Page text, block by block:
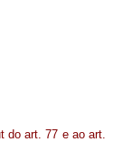
do art. 77 e ao art.